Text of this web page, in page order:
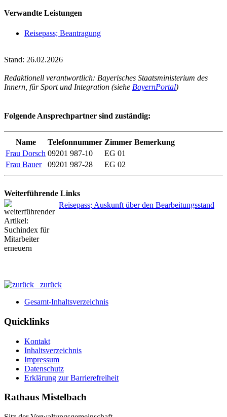
Verwandte Leistungen
Reisepass; Beantragung
Stand: 26.02.2026
Redaktionell verantwortlich: Bayerisches Staatsministerium des
Innern, für Sport und Integration (siehe BayernPortal)
Folgende Ansprechpartner sind zuständig:
Name Telefonnummer Zimmer Bemerkung
Frau Dorsch 09201 987-10
EG 01
Frau Bauer
09201 987-28 EG 02
Weiterführende Links
Reisepass; Auskunft über den Bearbeitungsstand
zurück
Gesamt-Inhaltsverzeichnis
Quicklinks
Kontakt
Inhaltsverzeichnis
Impressum
Datenschutz
Erklärung zur Barrierefreiheit
Rathaus Mistelbach